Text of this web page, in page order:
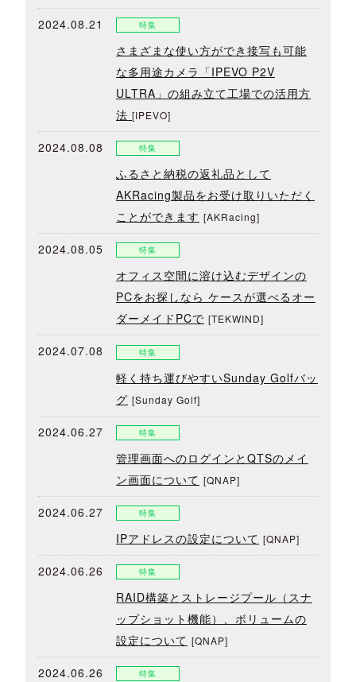
2024.08.21 特集
さまざまな使い方ができ接写も可能
な多用途カメラ「IPEVO P2V
ULTRA」の組み立て工場での活用方
法 [IPEVO]
2024.08.08 特集
ふるさと納税の返礼品として
AKRacing製品をお受け取りいただく
ことができます [AKRacing]
2024.08.05 特集
オフィス空間に溶け込むデザインの
PCをお探しなら ケースが選べるオー
ダーメイドPCで [TEKWIND]
2024.07.08 特集
軽く持ち運びやすいSunday Golfバッ
グ [Sunday Golf]
2024.06.27 特集
管理画面へのログインとQTSのメイ
ン画面について [QNAP]
2024.06.27 特集
IPアドレスの設定について [QNAP]
2024.06.26 特集
RAID構築とストレージプール（スナ
ップショット機能）、ボリュームの
設定について [QNAP]
2024.06.26 特集